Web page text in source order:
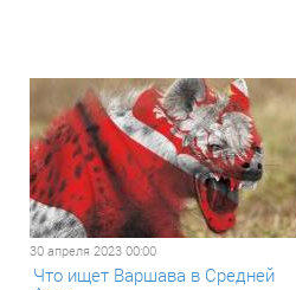
30 апреля 2023 00:00
Что ищет Варшава в Средней